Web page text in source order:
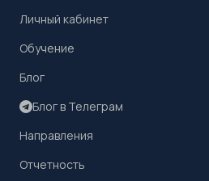
Личный кабинет
Обучение
Блог
Блог в Телеграм
Направления
Отчетность